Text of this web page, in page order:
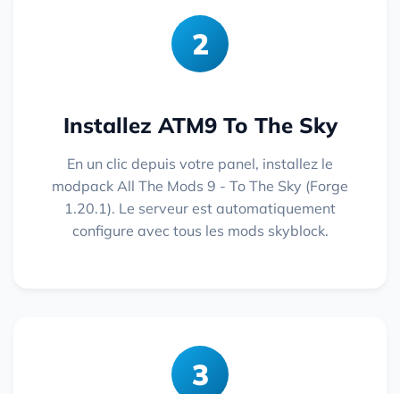
2
Installez ATM9 To The Sky
En un clic depuis votre panel, installez le
modpack All The Mods 9 - To The Sky (Forge
1.20.1). Le serveur est automatiquement
configure avec tous les mods skyblock.
3